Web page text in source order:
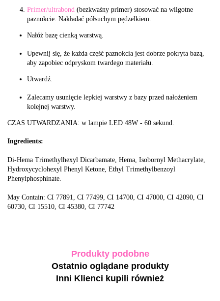
Primer/ultrabond (bezkwaśny primer) stosować na wilgotne
paznokcie. Nakładać półsuchym pędzelkiem.
Nałóż bazę cienką warstwą.
Upewnij się, że każda część paznokcia jest dobrze pokryta bazą,
aby zapobiec odpryskom twardego materiału.
Utwardź.
Zalecamy usunięcie lepkiej warstwy z bazy przed nałożeniem
kolejnej warstwy.
CZAS UTWARDZANIA: w lampie LED 48W - 60 sekund.
Ingredients:
Di-Hema Trimethylhexyl Dicarbamate, Hema, Isobornyl Methacrylate,
Hydroxycyclohexyl Phenyl Ketone, Ethyl Trimethylbenzoyl
Phenylphosphinate.
May Contain: CI 77891, CI 77499, CI 14700, CI 47000, CI 42090, CI
60730, CI 15510, CI 45380, CI 77742
Produkty podobne
Ostatnio oglądane produkty
Inni Klienci kupili również